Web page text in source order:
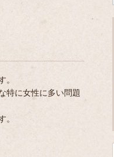
。
特に女性に多い問題
。